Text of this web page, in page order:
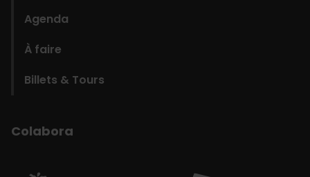
Agenda
À faire
Billets & Tours
Colabora